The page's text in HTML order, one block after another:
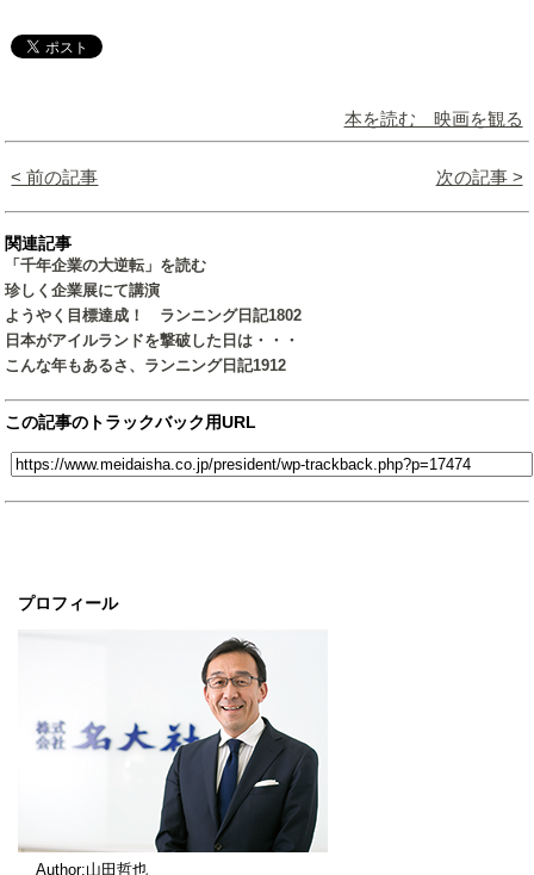
プロフィール
Author:山田哲也
本を読む 映画を観る
< 前の記事 次の記事 >
関連記事
「千年企業の大逆転」を読む
珍しく企業展にて講演
ようやく目標達成！ ランニング日記1802
日本がアイルランドを撃破した日は・・・
こんな年もあるさ、ランニング日記1912
この記事のトラックバック用URL